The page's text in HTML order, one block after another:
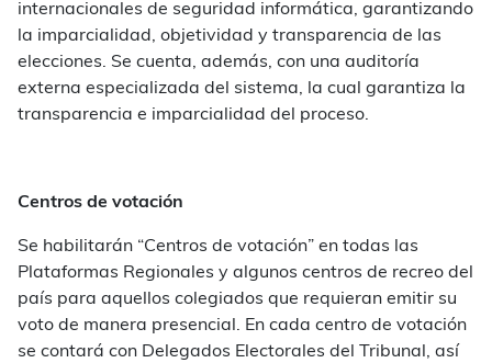
internacionales de seguridad informática, garantizando
la imparcialidad, objetividad y transparencia de las
elecciones. Se cuenta, además, con una auditoría
externa especializada del sistema, la cual garantiza la
transparencia e imparcialidad del proceso.
Centros de votación
Se habilitarán “Centros de votación” en todas las
Plataformas Regionales y algunos centros de recreo del
país para aquellos colegiados que requieran emitir su
voto de manera presencial. En cada centro de votación
se contará con Delegados Electorales del Tribunal, así